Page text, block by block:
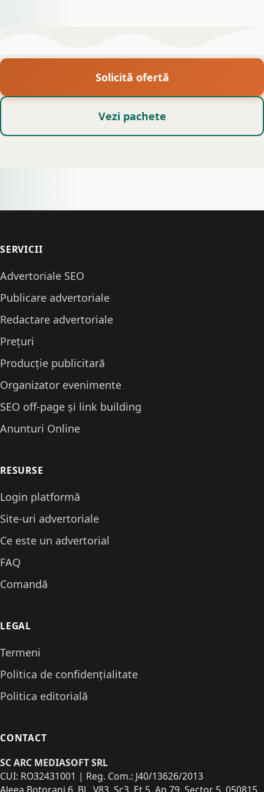
Solicită ofertă
Vezi pachete
SERVICII
Advertoriale SEO
Publicare advertoriale
Redactare advertoriale
Prețuri
Producție publicitară
Organizator evenimente
SEO off-page și link building
Anunturi Online
RESURSE
Login platformă
Site-uri advertoriale
Ce este un advertorial
FAQ
Comandă
LEGAL
Termeni
Politica de confidențialitate
Politica editorială
CONTACT
SC ARC MEDIASOFT SRL
CUI: RO32431001 | Reg. Com.: J40/13626/2013